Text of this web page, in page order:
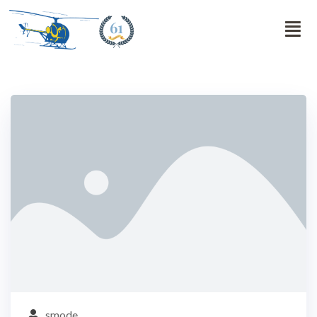
61
smode